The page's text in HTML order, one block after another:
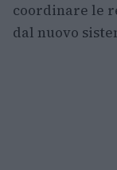
coordinare le
dal nuovo